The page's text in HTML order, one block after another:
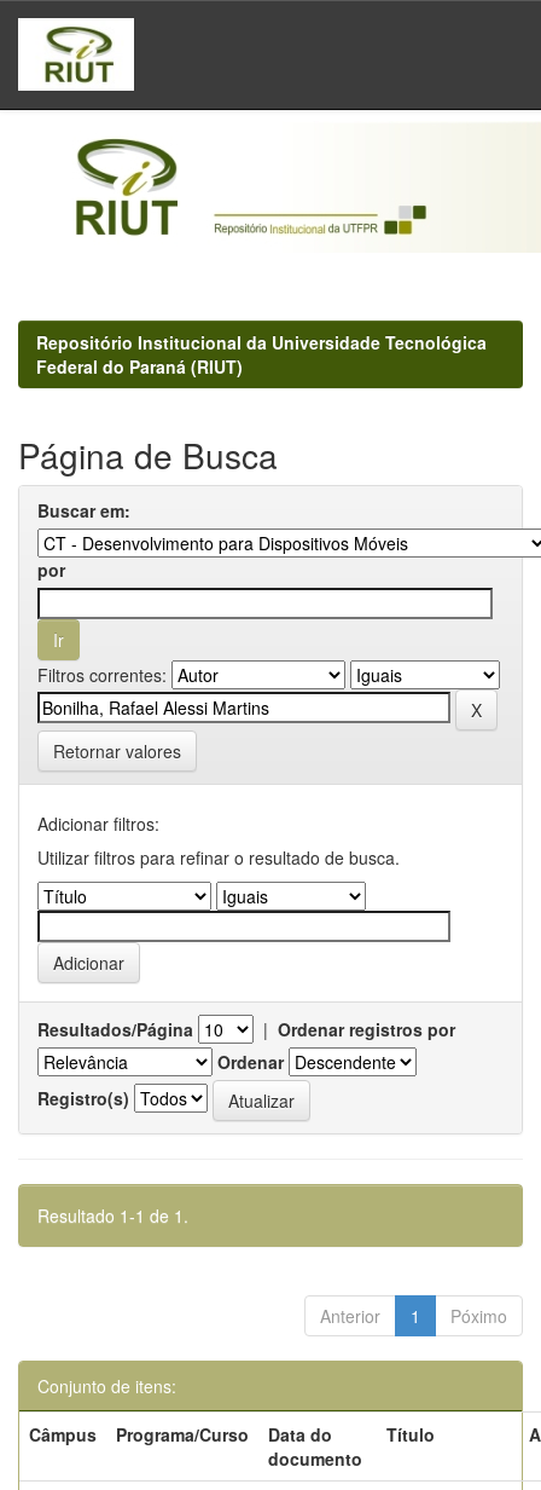
Skip
navigation
Repositório Institucional da Universidade Tecnológica
Federal do Paraná (RIUT)
Página de Busca
Buscar em:
por
Filtros correntes:
Retornar valores
Adicionar filtros:
Utilizar filtros para refinar o resultado de busca.
Resultados/Página | Ordenar registros por
Ordenar
Registro(s)
Resultado 1-1 de 1.
Anterior 1 Póximo
Conjunto de itens:
Câmpus
Programa/Curso
Data do
documento
Título